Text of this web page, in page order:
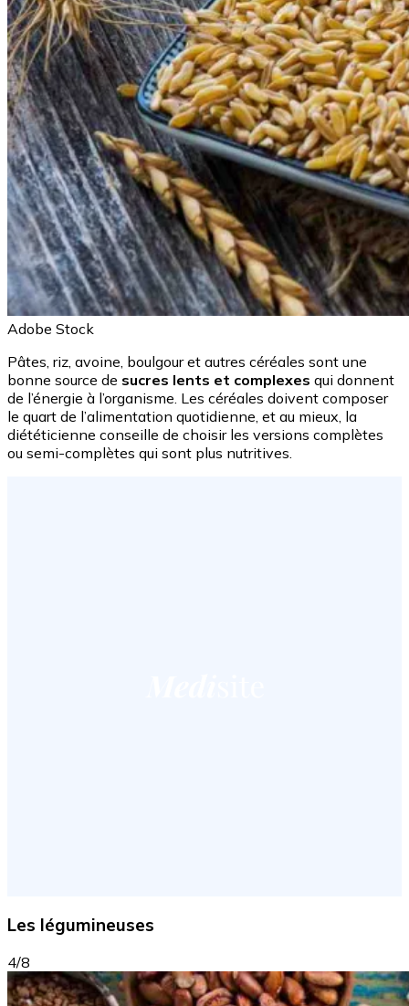
Adobe Stock
Pâtes, riz, avoine, boulgour et autres céréales sont une
bonne source de sucres lents et complexes qui donnent
de l’énergie à l’organisme. Les céréales doivent composer
le quart de l’alimentation quotidienne, et au mieux, la
diététicienne conseille de choisir les versions complètes
ou semi-complètes qui sont plus nutritives.
Les légumineuses
4/8